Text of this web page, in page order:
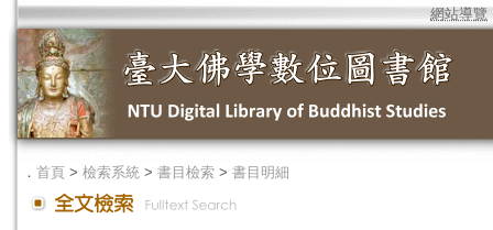
網站導覽
． 首頁 > 檢索系統 > 書目檢索 > 書目明細